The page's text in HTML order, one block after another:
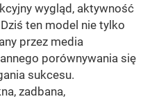
wygląd, aktywność
ten model nie tylko
przez media
porównywania się
sukcesu.
zadbana,